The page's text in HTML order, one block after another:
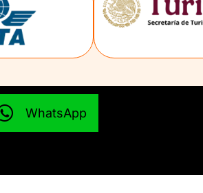
WhatsApp